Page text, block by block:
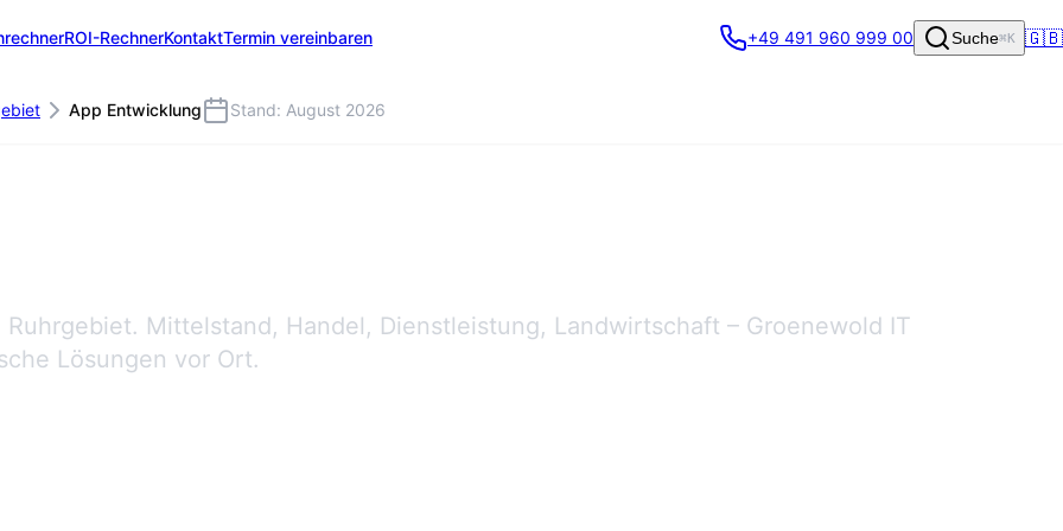
ROI-RechnerKontaktTermin vereinbaren
App Entwicklung Stand: August 2026
+49 491 960 999 00 Suche⌘K 🇬🇧
Mittelstand, Handel, Dienstleistung, Landwirtschaft – Groenewold IT
Lösungen vor Ort.